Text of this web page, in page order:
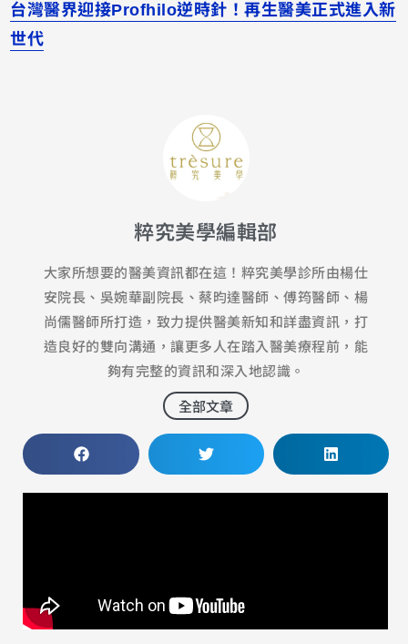
台灣醫界迎接Profhilo逆時針！再生醫美正式進入新
世代
粹究美學編輯部
大家所想要的醫美資訊都在這！粹究美學診所由楊仕
安院長、吳婉華副院長、蔡昀達醫師、傅筠醫師、楊
尚儒醫師所打造，致力提供醫美新知和詳盡資訊，打
造良好的雙向溝通，讓更多人在踏入醫美療程前，能
夠有完整的資訊和深入地認識。
全部文章